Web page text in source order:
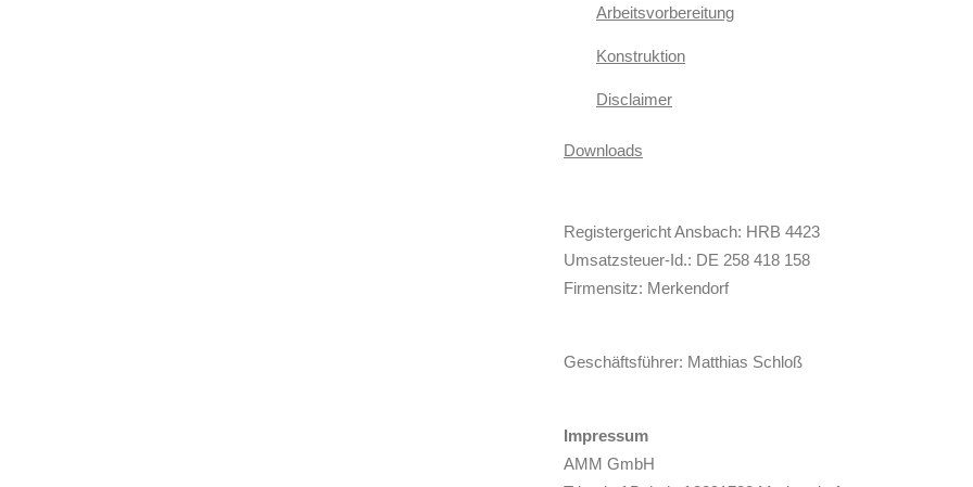
Arbeitsvorbereitung
Konstruktion
Disclaimer
Downloads
Registergericht Ansbach: HRB 4423
Umsatzsteuer-Id.: DE 258 418 158
Firmensitz: Merkendorf
Geschäftsführer: Matthias Schloß
Impressum
AMM GmbH